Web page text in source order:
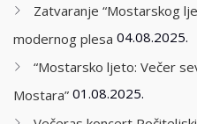
Zatvaranje “Mostarskog
modernog plesa 04.08.2025.
“Mostarsko ljeto: Večer
Mostara” 01.08.2025.